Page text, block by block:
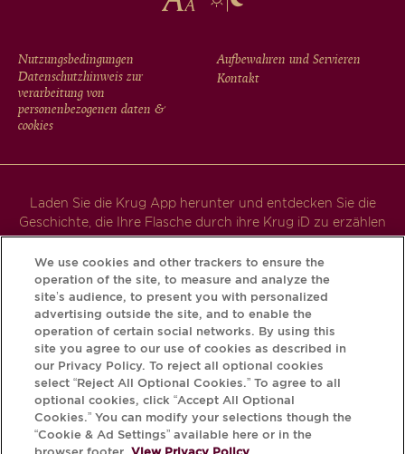
FOOTER
MENU
Nutzungsbedingungen
Datenschutzhinweis zur
verarbeitung von
personenbezogenen daten &
cookies
Aufbewahren und Servieren
Kontakt
Laden Sie die Krug App herunter und entdecken Sie die
Geschichte, die Ihre Flasche durch ihre Krug iD zu erzählen
hat.
DER MISSBRAUCH VON ALKOHOL IST
We use cookies and other trackers to ensure the
operation of the site, to measure and analyze the
site’s audience, to present you with personalized
advertising outside the site, and to enable the
operation of certain social networks. By using this
site you agree to our use of cookies as described in
our Privacy Policy. To reject all optional cookies
select “Reject All Optional Cookies.” To agree to all
optional cookies, click “Accept All Optional
Cookies.” You can modify your selections though the
“Cookie & Ad Settings” available here or in the